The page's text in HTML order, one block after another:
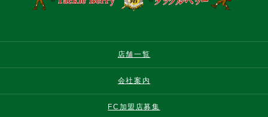
店舗一覧
会社案内
FC加盟店募集